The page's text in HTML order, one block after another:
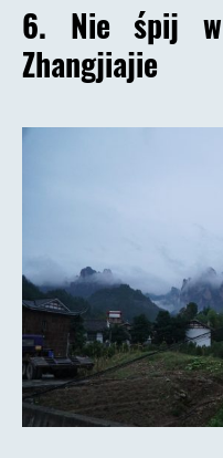
6. Nie śpij
Zhangjiajie